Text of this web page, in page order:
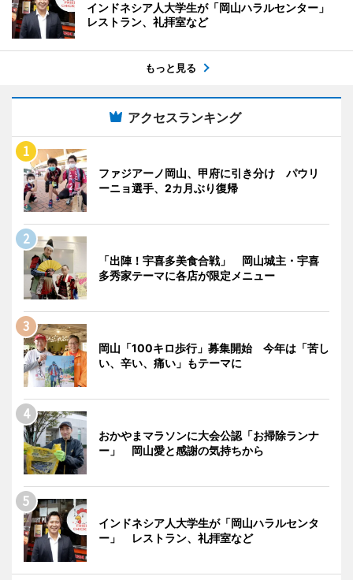
インドネシア人大学生が「岡山ハラルセンター」
レストラン、礼拝室など
もっと見る
アクセスランキング
ファジアーノ岡山、甲府に引き分け パウリ
ーニョ選手、2カ月ぶり復帰
「出陣！宇喜多美食合戦」 岡山城主・宇喜
多秀家テーマに各店が限定メニュー
岡山「100キロ歩行」募集開始 今年は「苦し
い、辛い、痛い」もテーマに
おかやまマラソンに大会公認「お掃除ランナ
ー」 岡山愛と感謝の気持ちから
インドネシア人大学生が「岡山ハラルセンタ
ー」 レストラン、礼拝室など